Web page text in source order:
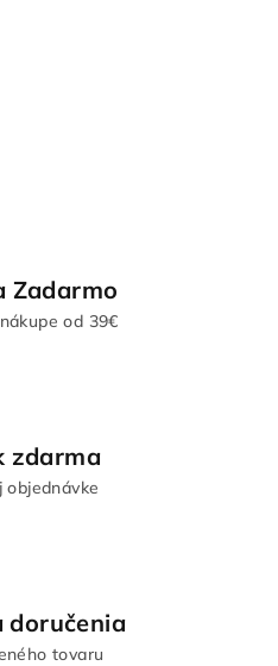
Zadarmo
od 39€
zdarma
objednávke
doručenia
tovaru